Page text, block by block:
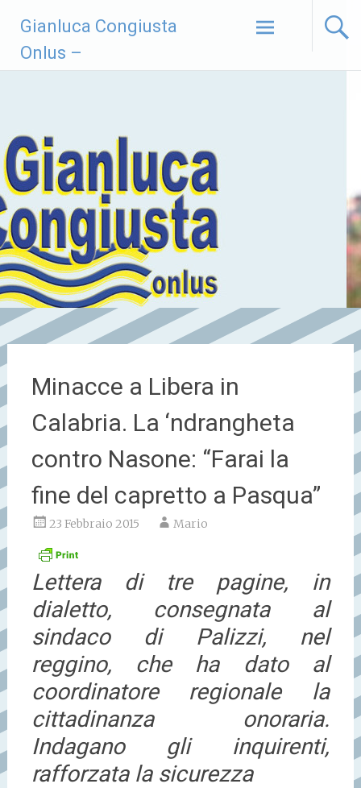
contenuto
Gianluca Congiusta
Onlus –
Minacce a Libera in
Calabria. La ‘ndrangheta
contro Nasone: “Farai la
fine del capretto a Pasqua”
23 Febbraio 2015 Mario
Lettera di tre pagine, in
dialetto, consegnata al
sindaco di Palizzi, nel
reggino, che ha dato al
coordinatore regionale la
cittadinanza onoraria.
Indagano gli inquirenti,
rafforzata la sicurezza